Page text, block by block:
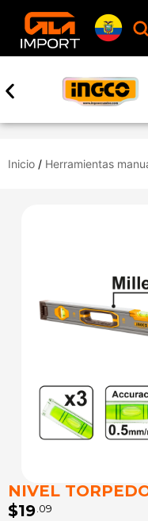
Inicio / Herramientas
NIVEL
$19 .09